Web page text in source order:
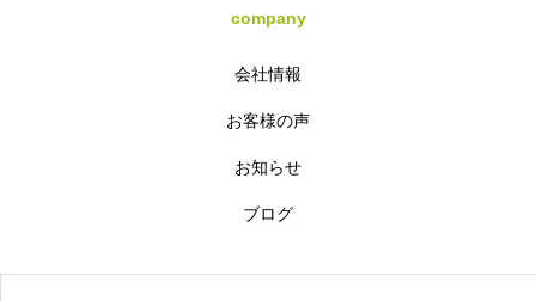
company
会社情報
お客様の声
お知らせ
ブログ